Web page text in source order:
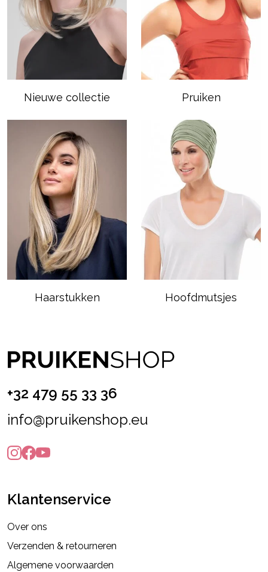
Nieuwe collectie Pruiken
Haarstukken Hoofdmutsjes
+32 479 55 33 36
info@pruikenshop.eu
Klantenservice
Over ons
Verzenden & retourneren
Algemene voorwaarden